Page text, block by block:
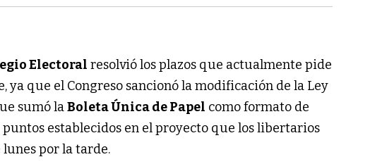
Electoral resolvió los plazos que actualmente pide
ya que el Congreso sancionó la modificación de la Ley
sumó laBoleta Única de Papel como formato de
establecidos en el proyecto que los libertarios
por la tarde.